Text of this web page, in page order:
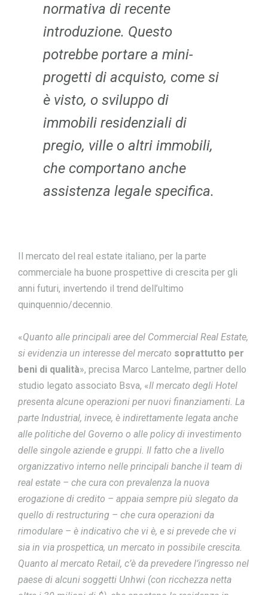
normativa di recente
introduzione. Questo
potrebbe portare a mini-
progetti di acquisto, come si
è visto, o sviluppo di
immobili residenziali di
pregio, ville o altri immobili,
che comportano anche
assistenza legale specifica.
Il mercato del real estate italiano, per la parte
commerciale ha buone prospettive di crescita per gli
anni futuri, invertendo il trend dell’ultimo
quinquennio/decennio.
«Quanto alle principali aree del Commercial Real Estate,
si evidenzia un interesse del mercato soprattutto per
beni di qualità», precisa Marco Lantelme, partner dello
studio legato associato Bsva, «Il mercato degli Hotel
presenta alcune operazioni per nuovi finanziamenti. La
parte Industrial, invece, è indirettamente legata anche
alle politiche del Governo o alle policy di investimento
delle singole aziende e gruppi. Il fatto che a livello
organizzativo interno nelle principali banche il team di
real estate – che cura con prevalenza la nuova
erogazione di credito – appaia sempre più slegato da
quello di restructuring – che cura operazioni da
rimodulare – è indicativo che vi è, e si prevede che vi
sia in via prospettica, un mercato in possibile crescita.
Quanto al mercato Retail, c’è da prevedere l’ingresso nel
paese di alcuni soggetti Unhwi (con ricchezza netta